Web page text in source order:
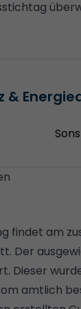
&
findet am
Der
Dieser
amtlich